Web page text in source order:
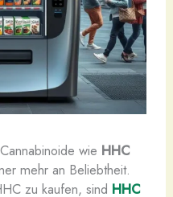
wie HHC
mehr an Beliebtheit.
zu kaufen, sind HHC